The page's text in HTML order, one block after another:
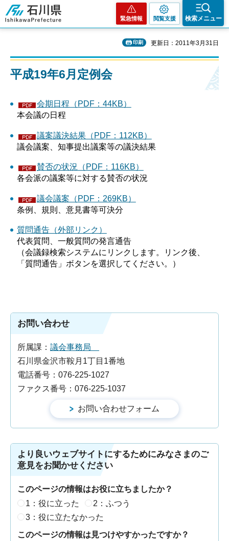
石川県
緊急情報 閲覧支援 検索メニュー
印刷 更新日：2011年3月31日
平成19年6月定例会
会期日程（PDF：44KB）
本会議の日程
議案議決結果（PDF：112KB）
議会議案、知事提出議案等の議決結果
賛否の状況（PDF：116KB）
各会派の議案等に対する賛否の状況
議会議案（PDF：269KB）
条例、規則、意見書等可決分
質問通告（外部リンク）
代表質問、一般質問の発言通告
（会議録検索システムにリンクします。リンク後、
「質問通告」ボタンを選択してください。）
お問い合わせ
所属課： 議会事務局
石川県金沢市鞍月1丁目1番地
電話番号：076-225-1027
ファクス番号：076-225-1037
より良いウェブサイトにするためにみなさまのご
意見をお聞かせください
このページの情報はお役に立ちましたか？
1：役に立った
2：ふつう
3：役に立たなかった
このページの情報は見つけやすかったですか？